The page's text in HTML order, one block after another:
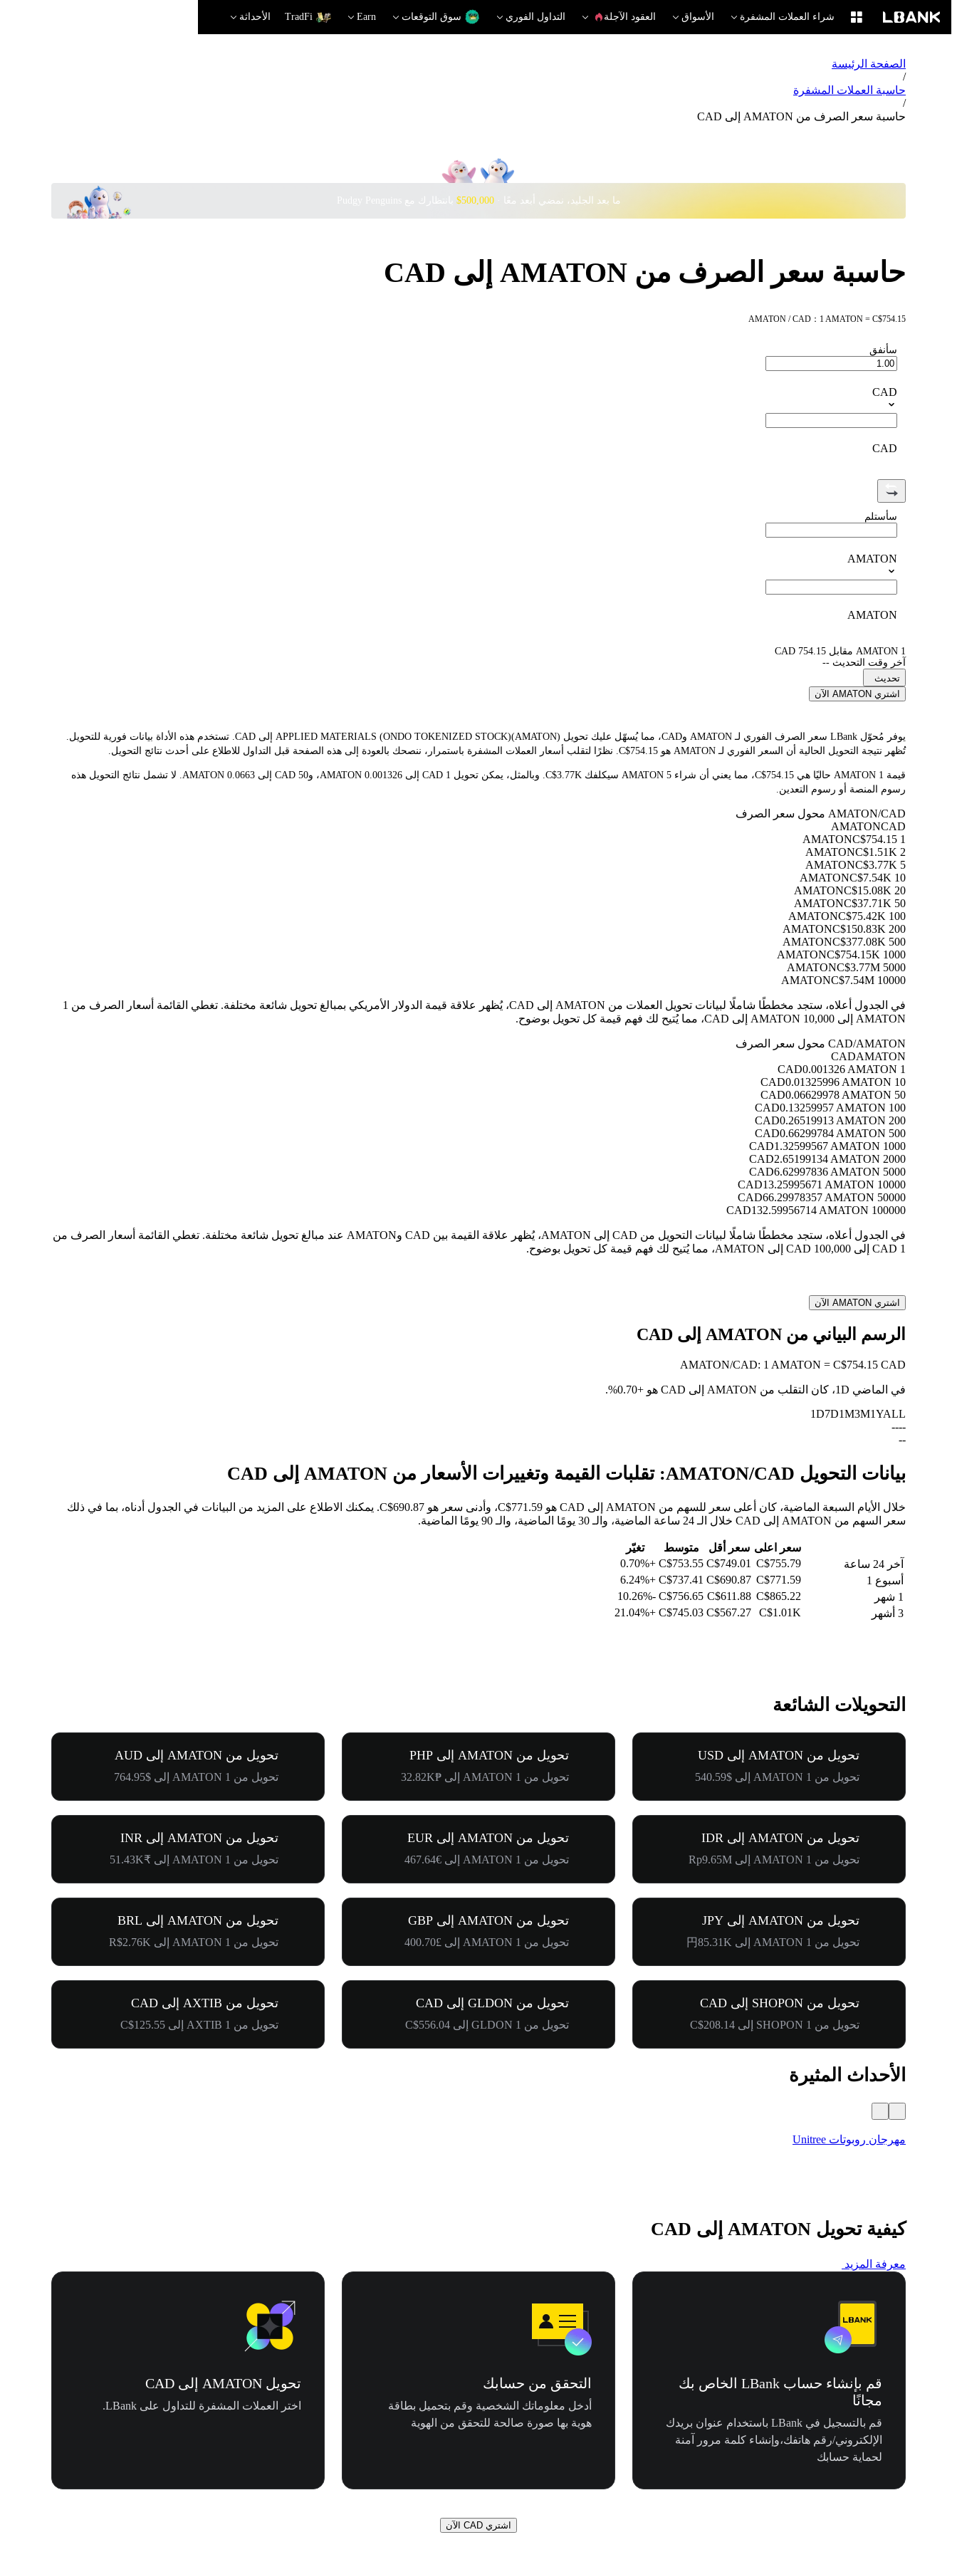
شراء العملات المشفرة الأسواق العقود الآجلة التداول الفوري سوق التوقعات Earn
TradFi الأحداثة
الصفحة الرئيسة
/
حاسبة العملات المشفرة
/
حاسبة سعر الصرف من AMATON إلى CAD
ما بعد الجليد، نمضي أبعد معًا · ‎$500,000 بانتظارك مع Pudgy Penguins
حاسبة سعر الصرف من AMATON إلى CAD
AMATON / CAD：1 AMATON = C$754.15
سأنفق
CAD
CAD
سأستلم
AMATON
AMATON
1 AMATON مقابل 754.15 CAD
آخر وقت التحديث --
تحديث
اشتري AMATON الآن
يوفر مُحوّل LBank سعر الصرف الفوري لـ AMATON وCAD، مما يُسهّل عليك تحويل APPLIED MATERIALS (ONDO TOKENIZED STOCK)(AMATON) إلى CAD. تستخدم هذه الأداة بيانات فورية للتحويل.
تُظهر نتيجة التحويل الحالية أن السعر الفوري لـ AMATON هو C$754.15. نظرًا لتقلب أسعار العملات المشفرة باستمرار، ننصحك بالعودة إلى هذه الصفحة قبل التداول للاطلاع على أحدث نتائج التحويل.
قيمة 1 AMATON حاليًا هي C$754.15، مما يعني أن شراء 5 AMATON سيكلفك C$3.77K. وبالمثل، يمكن تحويل 1 CAD إلى 0.001326 AMATON، و50 CAD إلى 0.0663 AMATON. لا تشمل نتائج التحويل هذه
رسوم المنصة أو رسوم التعدين.
AMATON/CAD محول سعر الصرف
AMATONCAD
1 AMATON
C$754.15
2 AMATON
C$1.51K
5 AMATON
C$3.77K
10 AMATON
C$7.54K
20 AMATON
C$15.08K
50 AMATON
C$37.71K
100 AMATON
C$75.42K
200 AMATON
C$150.83K
500 AMATON
C$377.08K
1000 AMATON
C$754.15K
5000 AMATON
C$3.77M
10000 AMATON
C$7.54M
في الجدول أعلاه، ستجد مخططًا شاملًا لبيانات تحويل العملات من AMATON إلى CAD، يُظهر علاقة قيمة الدولار الأمريكي بمبالغ تحويل شائعة مختلفة. تغطي القائمة أسعار الصرف من 1
AMATON إلى 10,000 AMATON إلى CAD، مما يُتيح لك فهم قيمة كل تحويل بوضوح.
CAD/AMATON محول سعر الصرف
CADAMATON
1 CAD
0.001326 AMATON
10 CAD
0.01325996 AMATON
50 CAD
0.06629978 AMATON
100 CAD
0.13259957 AMATON
200 CAD
0.26519913 AMATON
500 CAD
0.66299784 AMATON
1000 CAD
1.32599567 AMATON
2000 CAD
2.65199134 AMATON
5000 CAD
6.62997836 AMATON
10000 CAD
13.25995671 AMATON
50000 CAD
66.29978357 AMATON
100000 CAD
132.59956714 AMATON
في الجدول أعلاه، ستجد مخططًا شاملًا لبيانات التحويل من CAD إلى AMATON، يُظهر علاقة القيمة بين CAD وAMATON عند مبالغ تحويل شائعة مختلفة. تغطي القائمة أسعار الصرف من
1 CAD إلى 100,000 CAD إلى AMATON، مما يُتيح لك فهم قيمة كل تحويل بوضوح.
اشتري AMATON الآن
الرسم البياني من AMATON إلى CAD
AMATON/CAD: 1 AMATON = C$754.15 CAD
في الماضي 1D، كان التقلب من AMATON إلى CAD هو +0.70%
.
1D7D1M3M1YALL
--
--
--
بيانات التحويل AMATON/CAD: تقلبات القيمة وتغييرات الأسعار من AMATON إلى CAD
خلال الأيام السبعة الماضية، كان أعلى سعر للسهم من AMATON إلى CAD هو C$771.59، وأدنى سعر هو C$690.87. يمكنك الاطلاع على المزيد من البيانات في الجدول أدناه، بما في ذلك
سعر السهم من AMATON إلى CAD خلال الـ 24 ساعة الماضية، والـ 30 يومًا الماضية، والـ 90 يومًا الماضية.
سعر اعلى سعر أقل متوسط
تغيّر
آخر 24 ساعة
C$755.79
C$749.01
C$753.55
+0.70%
أسبوع 1
C$771.59
C$690.87
C$737.41
+6.24%
1 شهر
C$865.22
C$611.88
C$756.65
-10.26%
3 أشهر
C$1.01K
C$567.27
C$745.03
+21.04%
التحويلات الشائعة
تحويل من AMATON إلى USD
تحويل من 1 AMATON إلى $540.59
تحويل من AMATON إلى PHP
تحويل من 1 AMATON إلى ₱32.82K
تحويل من AMATON إلى AUD
تحويل من 1 AMATON إلى $764.95
تحويل من AMATON إلى IDR
تحويل من 1 AMATON إلى Rp9.65M
تحويل من AMATON إلى EUR
تحويل من 1 AMATON إلى €467.64
تحويل من AMATON إلى INR
تحويل من 1 AMATON إلى ₹51.43K
تحويل من AMATON إلى JPY
تحويل من 1 AMATON إلى 円85.31K
تحويل من AMATON إلى GBP
تحويل من 1 AMATON إلى £400.70
تحويل من AMATON إلى BRL
تحويل من 1 AMATON إلى R$2.76K
تحويل من SHOPON إلى CAD
تحويل من 1 SHOPON إلى C$208.14
تحويل من GLDON إلى CAD
تحويل من 1 GLDON إلى C$556.04
تحويل من AXTIB إلى CAD
تحويل من 1 AXTIB إلى C$125.55
الأحداث المثيرة
مهرجان روبوتات Unitree
كيفية تحويل AMATON إلى CAD
معرفة المزيد
قم بإنشاء حساب LBank الخاص بك
مجانًا
قم بالتسجيل في LBank باستخدام عنوان بريدك
الإلكتروني/رقم هاتفك،وإنشاء كلمة مرور آمنة
لحماية حسابك
التحقق من حسابك
أدخل معلوماتك الشخصية وقم بتحميل بطاقة
هوية بها صورة صالحة للتحقق من الهوية
تحويل AMATON إلى CAD
اختر العملات المشفرة للتداول على LBank.
اشتري CAD الآن